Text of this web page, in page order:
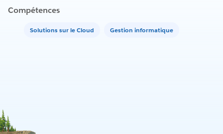
Compétences
Solutions sur le Cloud Gestion informatique